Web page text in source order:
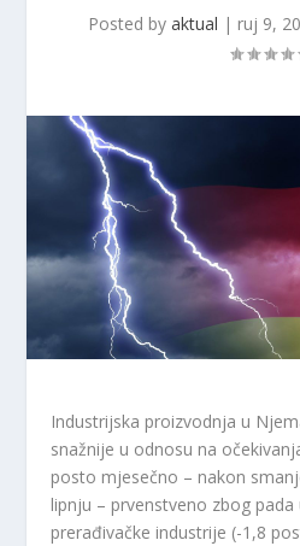
Posted by aktual | ruj 9,
Industrijska proizvodnja u
snažnije u odnosu na
posto mjesečno – nakon
lipnju – prvenstveno zbog pada
prerađivačke industrije (-1,8